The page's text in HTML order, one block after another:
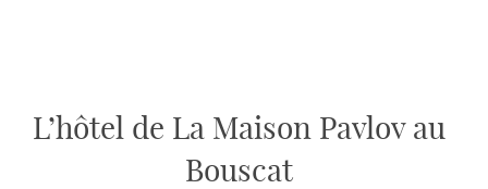
L’hôtel de La Maison Pavlov au
Bouscat